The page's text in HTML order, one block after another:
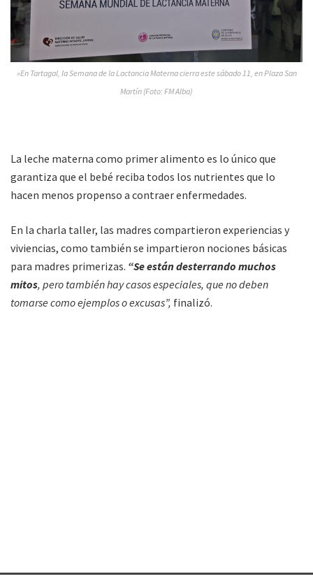
»En Tartagal, la Semana de la Lactancia Materna cierra este sábado 11, en Plaza San
Martín (Foto: FM Alba)
La leche materna como primer alimento es lo único que
garantiza que el bebé reciba todos los nutrientes que lo
hacen menos propenso a contraer enfermedades.
En la charla taller, las madres compartieron experiencias y
viviencias, como también se impartieron nociones básicas
para madres primerizas. “Se están desterrando muchos
mitos, pero también hay casos especiales, que no deben
tomarse como ejemplos o excusas”, finalizó.